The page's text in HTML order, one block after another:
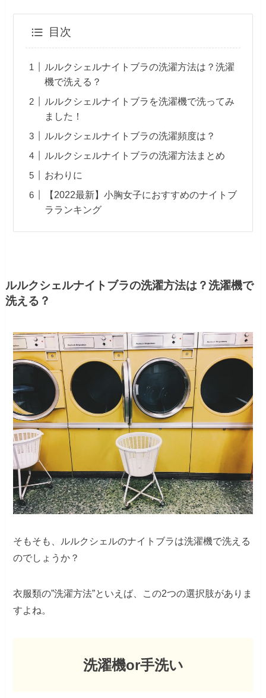
目次
ルルクシェルナイトブラの洗濯方法は？洗濯
機で洗える？
ルルクシェルナイトブラを洗濯機で洗ってみ
ました！
ルルクシェルナイトブラの洗濯頻度は？
ルルクシェルナイトブラの洗濯方法まとめ
おわりに
【2022最新】小胸女子におすすめのナイトブ
ラランキング
ルルクシェルナイトブラの洗濯方法は？洗濯機で
洗える？
そもそも、ルルクシェルのナイトブラは洗濯機で洗える
のでしょうか？
衣服類の”洗濯方法”といえば、この2つの選択肢がありま
すよね。
洗濯機or手洗い